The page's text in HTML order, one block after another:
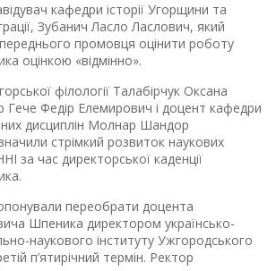
кафедри історії Угорщини та
Зубанич Ласло Ласлович, який
промовця оцінити роботу
оцінкою «відмінно».
філології Талабірчук Оксана
Гече Федір Елемирович і доцент кафедри
дисциплін Молнар Шандор
стрімкий розвиток наукових
за час директорської каденції
переобрати доцента
Шпеника директором українсько-
наукового інституту Ужгородського
п’ятирічний термін. Ректор